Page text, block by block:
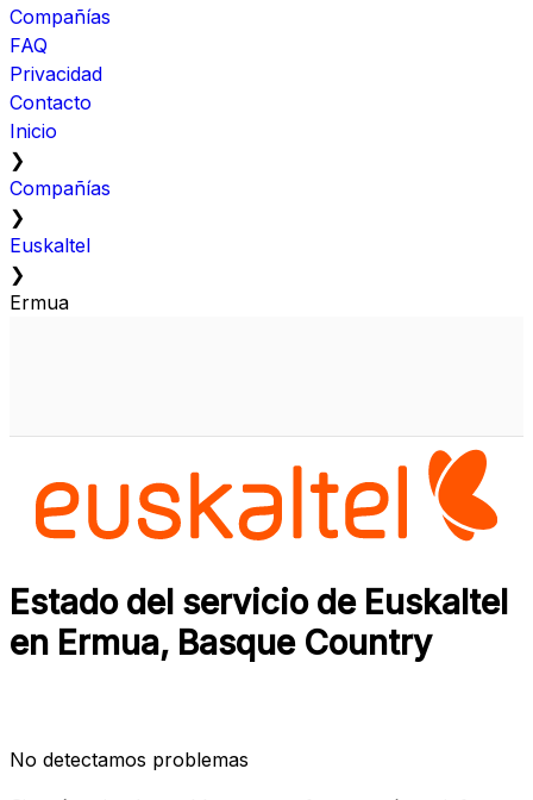
Compañías
FAQ
Privacidad
Contacto
Inicio
❯
Compañías
❯
Euskaltel
❯
Ermua
Estado del servicio de Euskaltel
en Ermua, Basque Country
No detectamos problemas